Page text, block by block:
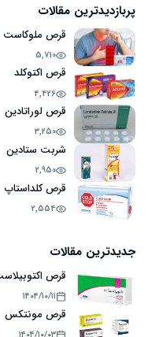
پربازدیدترین مقالات
قرص ملوکاست
5,710
قرص اکتوکلد
4,426
قرص لوراتادین
3,250
شربت ستادین
2,950
قرص کلداستاپ
2,554
جدیدترین مقالات
قرص
۱۴۰۴/۱۰/۱۱
قرص مونتکس